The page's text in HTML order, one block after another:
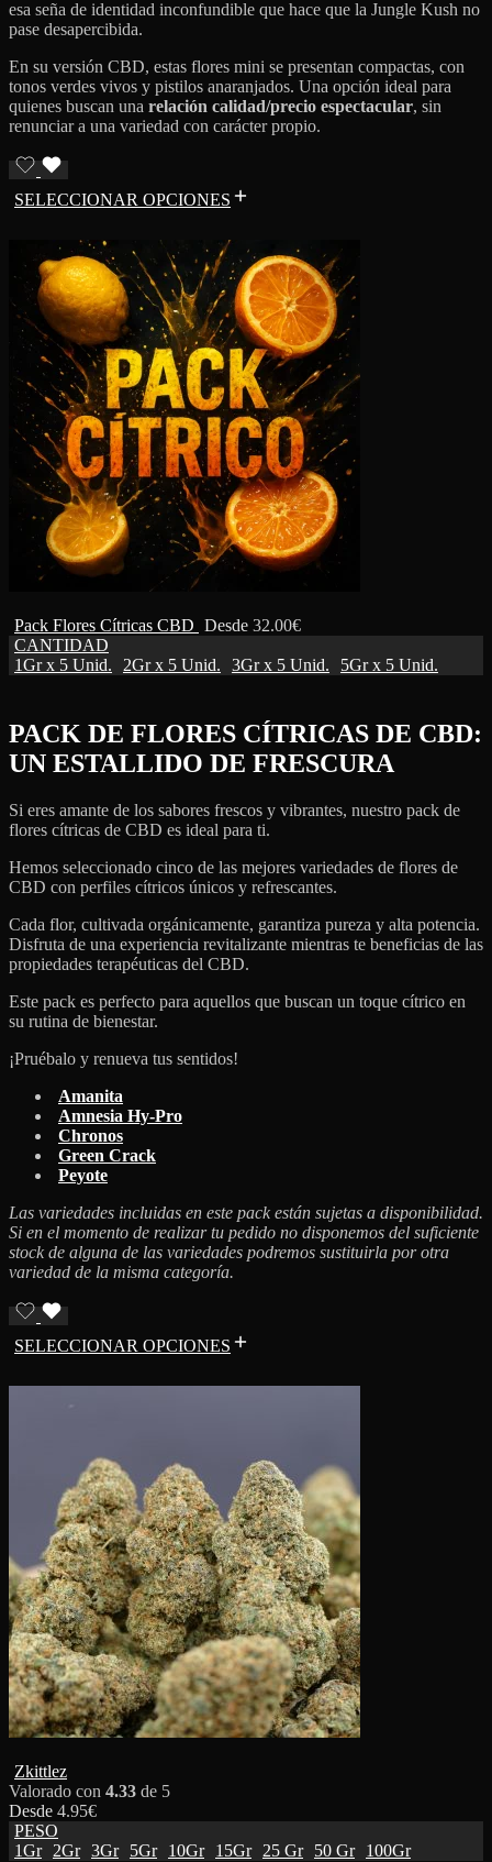
esa seña de identidad inconfundible que hace que la Jungle Kush no
pase desapercibida.
En su versión CBD, estas flores mini se presentan compactas, con
tonos verdes vivos y pistilos anaranjados. Una opción ideal para
quienes buscan una relación calidad/precio espectacular, sin
renunciar a una variedad con carácter propio.
SELECCIONAR OPCIONES
Pack Flores Cítricas CBD Desde 32.00€
CANTIDAD
1Gr x 5 Unid.
2Gr x 5 Unid. 3Gr x 5 Unid. 5Gr x 5 Unid.
PACK DE FLORES CÍTRICAS DE CBD:
UN ESTALLIDO DE FRESCURA
Si eres amante de los sabores frescos y vibrantes, nuestro pack de
flores cítricas de CBD es ideal para ti.
Hemos seleccionado cinco de las mejores variedades de flores de
CBD con perfiles cítricos únicos y refrescantes.
Cada flor, cultivada orgánicamente, garantiza pureza y alta potencia.
Disfruta de una experiencia revitalizante mientras te beneficias de las
propiedades terapéuticas del CBD.
Este pack es perfecto para aquellos que buscan un toque cítrico en
su rutina de bienestar.
¡Pruébalo y renueva tus sentidos!
Amanita
Amnesia Hy-Pro
Chronos
Green Crack
Peyote
Las variedades incluidas en este pack están sujetas a disponibilidad.
Si en el momento de realizar tu pedido no disponemos del suficiente
stock de alguna de las variedades podremos sustituirla por otra
variedad de la misma categoría.
SELECCIONAR OPCIONES
Zkittlez
Valorado con 4.33 de 5
Desde 4.95€
PESO
1Gr
2Gr 3Gr 5Gr 10Gr 15Gr 25 Gr 50 Gr 100Gr